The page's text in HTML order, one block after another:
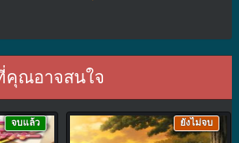
คุณอาจสนใจ
จบแล้ว ยังไม่จบ